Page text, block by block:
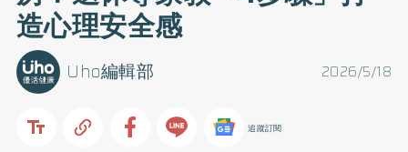
造心理安全感
2026/5/18
Uho編輯部
追蹤訂閱